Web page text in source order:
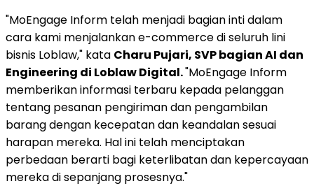
"MoEngage Inform telah menjadi bagian inti dalam
cara kami menjalankan e-commerce di seluruh lini
bisnis Loblaw," kata Charu Pujari, SVP bagian AI dan
Engineering di Loblaw Digital."MoEngage Inform
memberikan informasi terbaru kepada pelanggan
tentang pesanan pengiriman dan pengambilan
barang dengan kecepatan dan keandalan sesuai
harapan mereka. Hal ini telah menciptakan
perbedaan berarti bagi keterlibatan dan kepercayaan
mereka di sepanjang prosesnya."